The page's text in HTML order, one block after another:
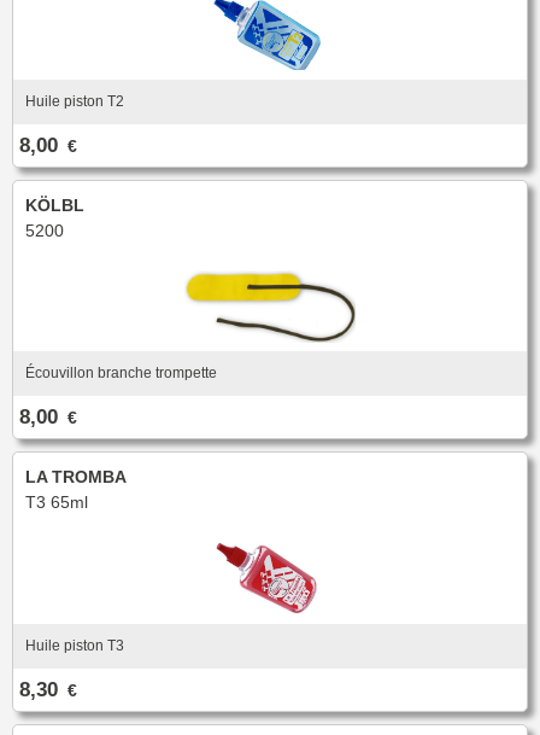
Huile piston T2
8,00 €
KÖLBL
5200
Écouvillon branche trompette
8,00 €
LA TROMBA
T3 65ml
Huile piston T3
8,30 €